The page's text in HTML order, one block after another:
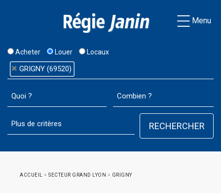
Menu
Acheter Louer Locaux
GRIGNY (69520)
ACCUEIL > SECTEUR GRAND LYON > GRIGNY